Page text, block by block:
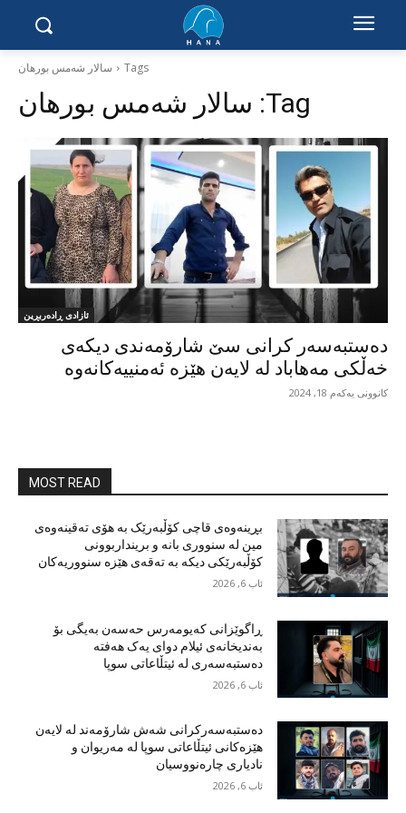
Tags سالار شەمس بورهان
Tag: سالار شەمس بورهان
ئازادی ڕادەربڕین
دەستبەسەر کرانی سێ شارۆمەندی دیکەی
خەڵکی مەهاباد لە لایەن هێزە ئەمنییەکانەوە
کانوونی یەکەم 18, 2024
MOST READ
بڕینەوەی قاچی کۆڵبەرێک بە هۆی تەقینەوەی
مین لە سنووری بانە و برینداربوونی
کۆڵبەرێکی دیکە بە تەقەی هێزە سنووریەکان
ئاب 6, 2026
ڕاگوێزانی کەیومەرس حەسەن بەیگی بۆ
بەندیخانەی ئیلام دوای یەک هەفتە
دەستبەسەری لە ئیتڵاعاتی سوپا
ئاب 6, 2026
دەستبەسەرکرانی شەش شارۆمەند لە لایەن
هێزەکانی ئیتڵاعاتی سوپا لە مەریوان و
نادیاری چارەنووسیان
ئاب 6, 2026